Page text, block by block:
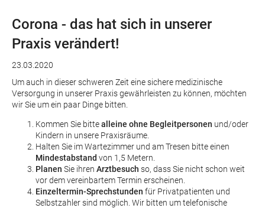
Corona - das hat sich in unserer
Praxis verändert!
23.03.2020
Um auch in dieser schweren Zeit eine sichere medizinische
Versorgung in unserer Praxis gewährleisten zu können, möchten
wir Sie um ein paar Dinge bitten.
Kommen Sie bittealleine ohne Begleitpersonen und/oder
Kindern in unsere Praxisräume.
Halten Sie im Wartezimmer und am Tresen bitte einen
Mindestabstand von 1,5 Metern.
Planen Sie ihren Arztbesuch so, dass Sie nicht schon weit
vor dem vereinbartem Termin erscheinen.
Einzeltermin-Sprechstunden für Privatpatienten und
Selbstzahler sind möglich. Wir bitten um telefonische